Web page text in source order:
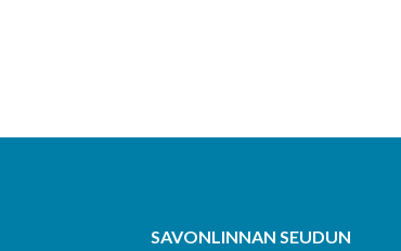
SAVONLINNAN SEUDUN